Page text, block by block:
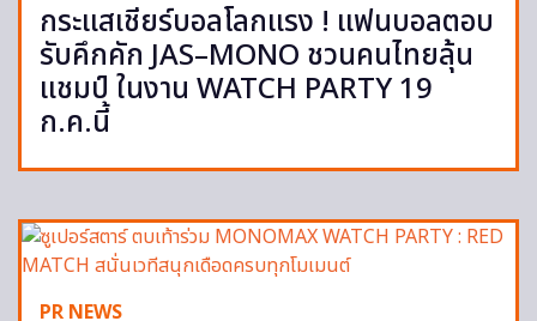
กระแสเชียร์บอลโลกแรง ! แฟนบอลตอบ
รับคึกคัก JAS–MONO ชวนคนไทยลุ้น
แชมป์ ในงาน WATCH PARTY 19
ก.ค.นี้
PR NEWS